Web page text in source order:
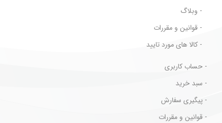
- وبلاگ
- قوانین و مقررات
- کالا های مورد تایید
- حساب کاربری
- سبد خرید
- پیگیری سفارش
- قوانین و مقررات